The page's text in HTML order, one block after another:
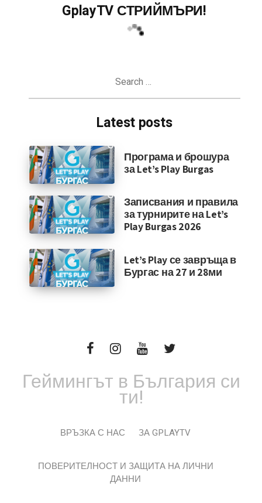
GplayTV СТРИЙМЪРИ!
Latest posts
Програма и брошура
за Let’s Play Burgas
Записвания и правила
за турнирите на Let’s
Play Burgas 2026
Let’s Play се завръща в
Бургас на 27 и 28ми
Геймингът в България си
ти!
ВРЪЗКА С НАС ЗА GPLAYTV
ПОВЕРИТЕЛНОСТ И ЗАЩИТА НА ЛИЧНИ
ДАННИ